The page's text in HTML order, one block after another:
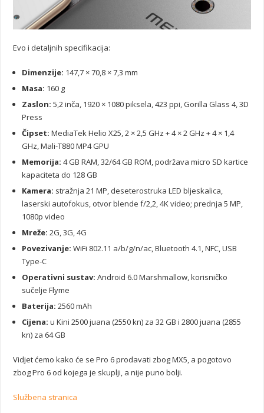
Evo i detaljnih specifikacija:
Dimenzije: 147,7 × 70,8 × 7,3 mm
Masa: 160 g
Zaslon: 5,2 inča, 1920 × 1080 piksela, 423 ppi, Gorilla Glass 4, 3D
Press
Čipset: MediaTek Helio X25, 2 × 2,5 GHz + 4 × 2 GHz + 4 × 1,4
GHz, Mali-T880 MP4 GPU
Memorija: 4 GB RAM, 32/64 GB ROM, podržava micro SD kartice
kapaciteta do 128 GB
Kamera: stražnja 21 MP, deseterostruka LED bljeskalica,
laserski autofokus, otvor blende f/2,2, 4K video; prednja 5 MP,
1080p video
Mreže: 2G, 3G, 4G
Povezivanje: WiFi 802.11 a/b/g/n/ac, Bluetooth 4.1, NFC, USB
Type-C
Operativni sustav: Android 6.0 Marshmallow, korisničko
sučelje Flyme
Baterija: 2560 mAh
Cijena: u Kini 2500 juana (2550 kn) za 32 GB i 2800 juana (2855
kn) za 64 GB
Vidjet ćemo kako će se Pro 6 prodavati zbog MX5, a pogotovo
zbog Pro 6 od kojega je skuplji, a nije puno bolji.
Službena stranica